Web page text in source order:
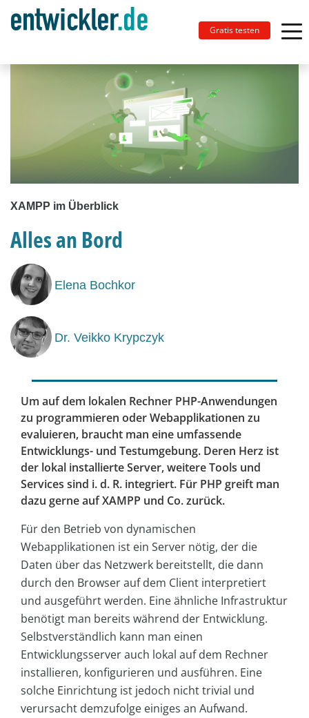
Gratis testen
XAMPP im Überblick
Alles an Bord
Elena Bochkor
Dr. Veikko Krypczyk
Um auf dem lokalen Rechner PHP-Anwendungen
zu programmieren oder Webapplikationen zu
evaluieren, braucht man eine umfassende
Entwicklungs- und Testumgebung. Deren Herz ist
der lokal installierte Server, weitere Tools und
Services sind i. d. R. integriert. Für PHP greift man
dazu gerne auf XAMPP und Co. zurück.
Für den Betrieb von dynamischen
Webapplikationen ist ein Server nötig, der die
Daten über das Netzwerk bereitstellt, die dann
durch den Browser auf dem Client interpretiert
und ausgeführt werden. Eine ähnliche Infrastruktur
benötigt man bereits während der Entwicklung.
Selbstverständlich kann man einen
Entwicklungsserver auch lokal auf dem Rechner
installieren, konfigurieren und ausführen. Eine
solche Einrichtung ist jedoch nicht trivial und
verursacht demzufolge einiges an Aufwand.